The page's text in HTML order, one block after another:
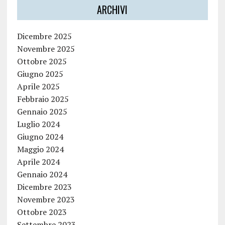
ARCHIVI
Dicembre 2025
Novembre 2025
Ottobre 2025
Giugno 2025
Aprile 2025
Febbraio 2025
Gennaio 2025
Luglio 2024
Giugno 2024
Maggio 2024
Aprile 2024
Gennaio 2024
Dicembre 2023
Novembre 2023
Ottobre 2023